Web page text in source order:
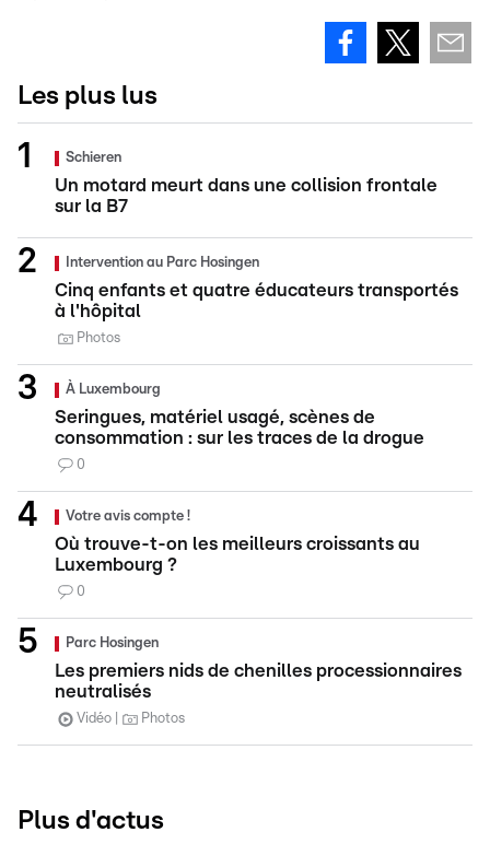
Les plus lus
Schieren
Un motard meurt dans une collision frontale
sur la B7
Intervention au Parc Hosingen
Cinq enfants et quatre éducateurs transportés
à l'hôpital
Photos
À Luxembourg
Seringues, matériel usagé, scènes de
consommation : sur les traces de la drogue
0
Votre avis compte !
Où trouve-t-on les meilleurs croissants au
Luxembourg ?
0
Parc Hosingen
Les premiers nids de chenilles processionnaires
neutralisés
Vidéo Photos
Plus d'actus